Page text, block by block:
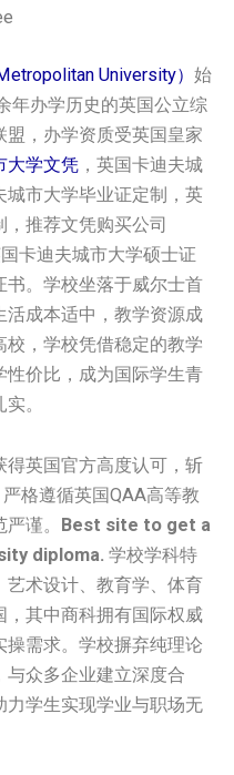
University） 始
年办学历史的英国公立综
，办学资质受英国皇家
大学‌‌‌‌文凭 ，英国‌卡迪夫城
市大学‌‌‌‌毕业证定制，英
推荐文凭购买公司
卡迪夫城市大学‌‌‌‌硕士证
。学校坐落于威尔士首
活成本适中，教学资源成
，学校凭借稳定的教学
性价比，成为国际学生青
。
得英国官方高度认可，斩
格遵循英国QAA高等教
谨。
Best site to get a
diploma. 学校学科特
术设计、教育学、体育
其中商科拥有国际权威
需求。学校摒弃纯理论
众多企业建立深度合
学生实现学业与职场无